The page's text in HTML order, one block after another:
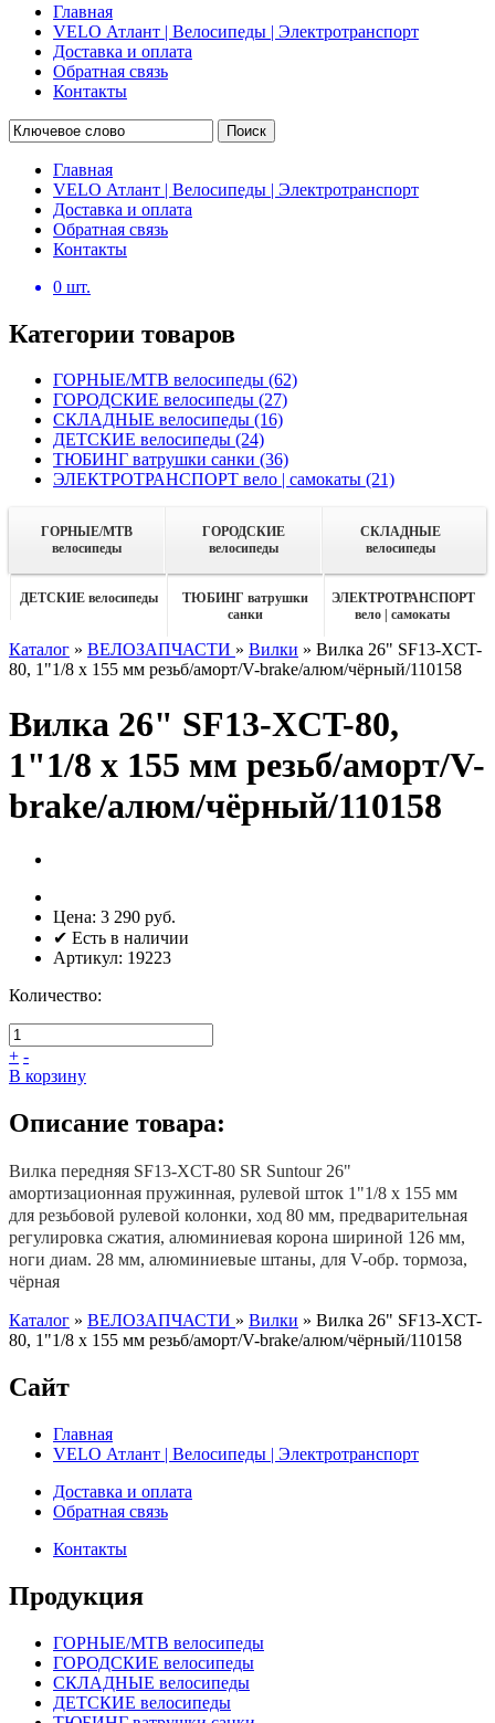
Главная
VELO Атлант | Велосипеды | Электротранспорт
Доставка и оплата
Обратная связь
Контакты
Поиск
Главная
VELO Атлант | Велосипеды | Электротранспорт
Доставка и оплата
Обратная связь
Контакты
0 шт.
Категории товаров
ГОРНЫЕ/MTB велосипеды (62)
ГОРОДСКИЕ велосипеды (27)
СКЛАДНЫЕ велосипеды (16)
ДЕТСКИЕ велосипеды (24)
ТЮБИНГ ватрушки санки (36)
ЭЛЕКТРОТРАНСПОРТ вело | самокаты (21)
ГОРНЫЕ/MTB
велосипеды
ГОРОДСКИЕ
велосипеды
СКЛАДНЫЕ
велосипеды
ДЕТСКИЕ велосипеды
ТЮБИНГ ватрушки
санки
ЭЛЕКТРОТРАНСПОРТ
вело | самокаты
Каталог » ВЕЛОЗАПЧАСТИ » Вилки » Вилка 26" SF13-XCT-
80, 1"1/8 x 155 мм резьб/аморт/V-brake/алюм/чёрный/110158
Вилка 26" SF13-XCT-80,
1"1/8 x 155 мм резьб/аморт/V-
brake/алюм/чёрный/110158
Цена: 3 290 руб.
✔ Есть в наличии
Артикул: 19223
Количество:
+ -
В корзину
Описание товара:
Вилка передняя SF13-XCT-80 SR Suntour 26"
амортизационная пружинная, рулевой шток 1"1/8 x 155 мм
для резьбовой рулевой колонки, ход 80 мм, предварительная
регулировка сжатия, алюминиевая корона шириной 126 мм,
ноги диам. 28 мм, алюминиевые штаны, для V-обр. тормоза,
чёрная
Каталог » ВЕЛОЗАПЧАСТИ » Вилки » Вилка 26" SF13-XCT-
80, 1"1/8 x 155 мм резьб/аморт/V-brake/алюм/чёрный/110158
Сайт
Главная
VELO Атлант | Велосипеды | Электротранспорт
Доставка и оплата
Обратная связь
Контакты
Продукция
ГОРНЫЕ/MTB велосипеды
ГОРОДСКИЕ велосипеды
СКЛАДНЫЕ велосипеды
ДЕТСКИЕ велосипеды